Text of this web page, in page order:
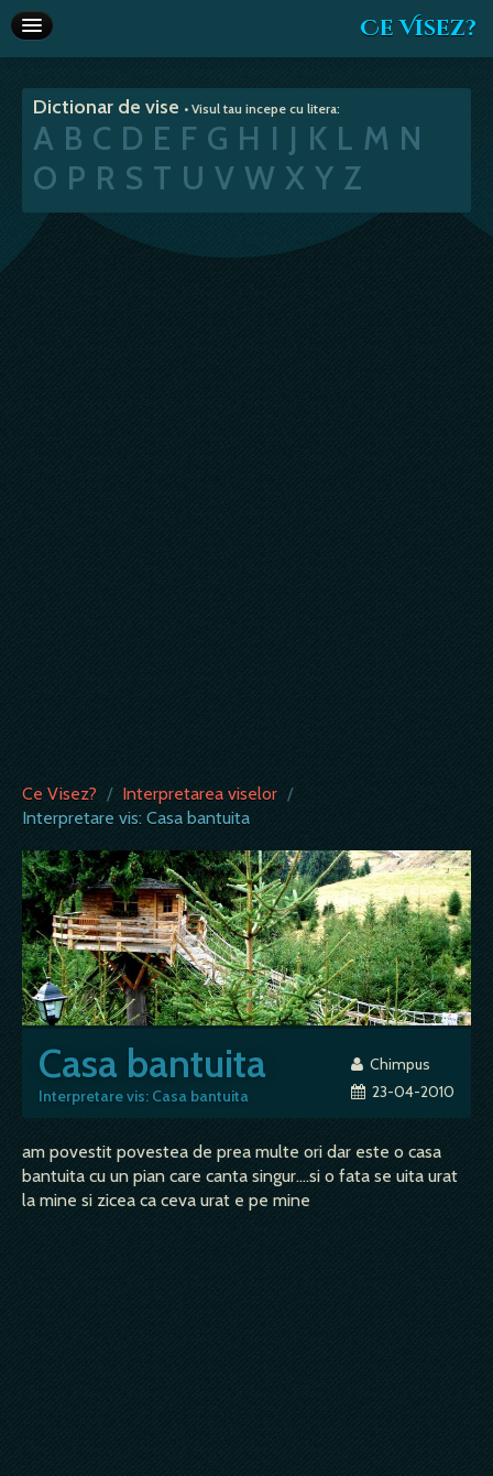
Ce Visez?
Interpretare vise
Articole
Va recomandam
Dictionar de vise • Visul tau incepe cu litera:
A B C D E F G H I J K L M N
O P R S T U V W X Y Z
Ce Visez? / Interpretarea viselor /
Interpretare vis: Casa bantuita
Casa bantuita
Interpretare vis: Casa bantuita
Chimpus
23-04-2010
am povestit povestea de prea multe ori dar este o casa
bantuita cu un pian care canta singur....si o fata se uita urat
la mine si zicea ca ceva urat e pe mine